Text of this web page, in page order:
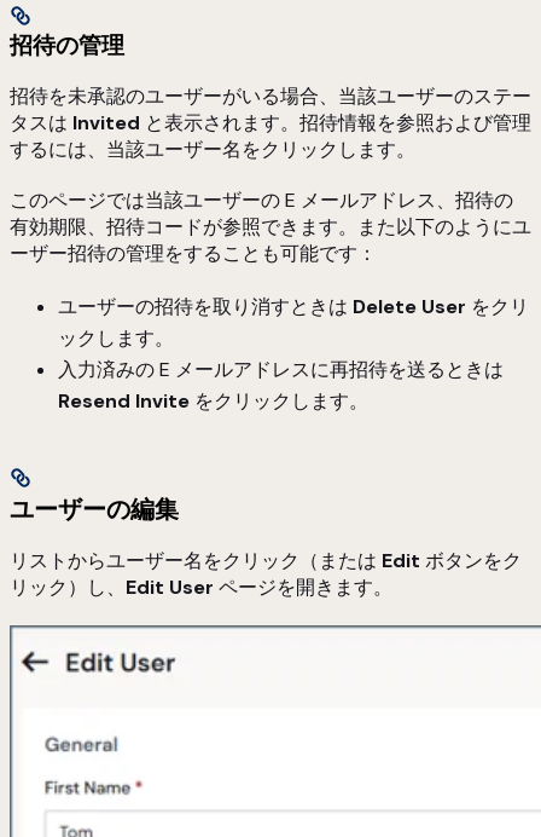
招待の管理
招待を未承認のユーザーがいる場合、当該ユーザーのステー
タスは Invited と表示されます。招待情報を参照および管理
するには、当該ユーザー名をクリックします。
このページでは当該ユーザーの E メールアドレス、招待の
有効期限、招待コードが参照できます。また以下のようにユ
ーザー招待の管理をすることも可能です：
ユーザーの招待を取り消すときは Delete User をクリ
ックします。
入力済みの E メールアドレスに再招待を送るときは
Resend Invite をクリックします。
ユーザーの編集
リストからユーザー名をクリック（または Edit ボタンをク
リック）し、 Edit User ページを開きます。